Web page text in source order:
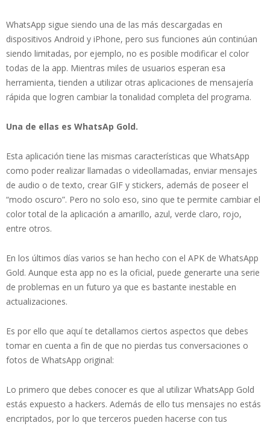
WhatsApp sigue siendo una de las más descargadas en
dispositivos Android y iPhone, pero sus funciones aún continúan
siendo limitadas, por ejemplo, no es posible modificar el color
todas de la app. Mientras miles de usuarios esperan esa
herramienta, tienden a utilizar otras aplicaciones de mensajería
rápida que logren cambiar la tonalidad completa del programa.
Una de ellas es WhatsAp Gold.
Esta aplicación tiene las mismas características que WhatsApp
como poder realizar llamadas o videollamadas, enviar mensajes
de audio o de texto, crear GIF y stickers, además de poseer el
“modo oscuro”. Pero no solo eso, sino que te permite cambiar el
color total de la aplicación a amarillo, azul, verde claro, rojo,
entre otros.
En los últimos días varios se han hecho con el APK de WhatsApp
Gold. Aunque esta app no es la oficial, puede generarte una serie
de problemas en un futuro ya que es bastante inestable en
actualizaciones.
Es por ello que aquí te detallamos ciertos aspectos que debes
tomar en cuenta a fin de que no pierdas tus conversaciones o
fotos de WhatsApp original:
Lo primero que debes conocer es que al utilizar WhatsApp Gold
estás expuesto a hackers. Además de ello tus mensajes no estás
encriptados, por lo que terceros pueden hacerse con tus